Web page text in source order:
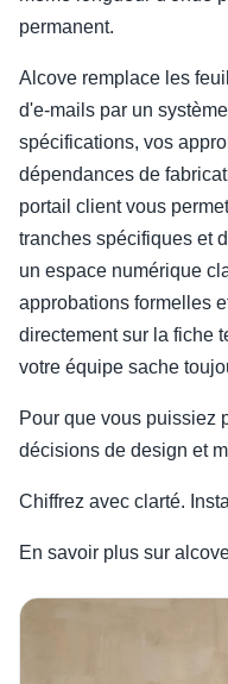
permanent.
Alcove remplace les
d'e-mails par un
spécifications, vos
dépendances de
portail client vous
tranches spécifiques et
un espace numérique
approbations formelles
directement sur la fiche
votre équipe sache
Pour que vous puissiez
décisions de design et
Chiffrez avec clarté.
En savoir plus sur